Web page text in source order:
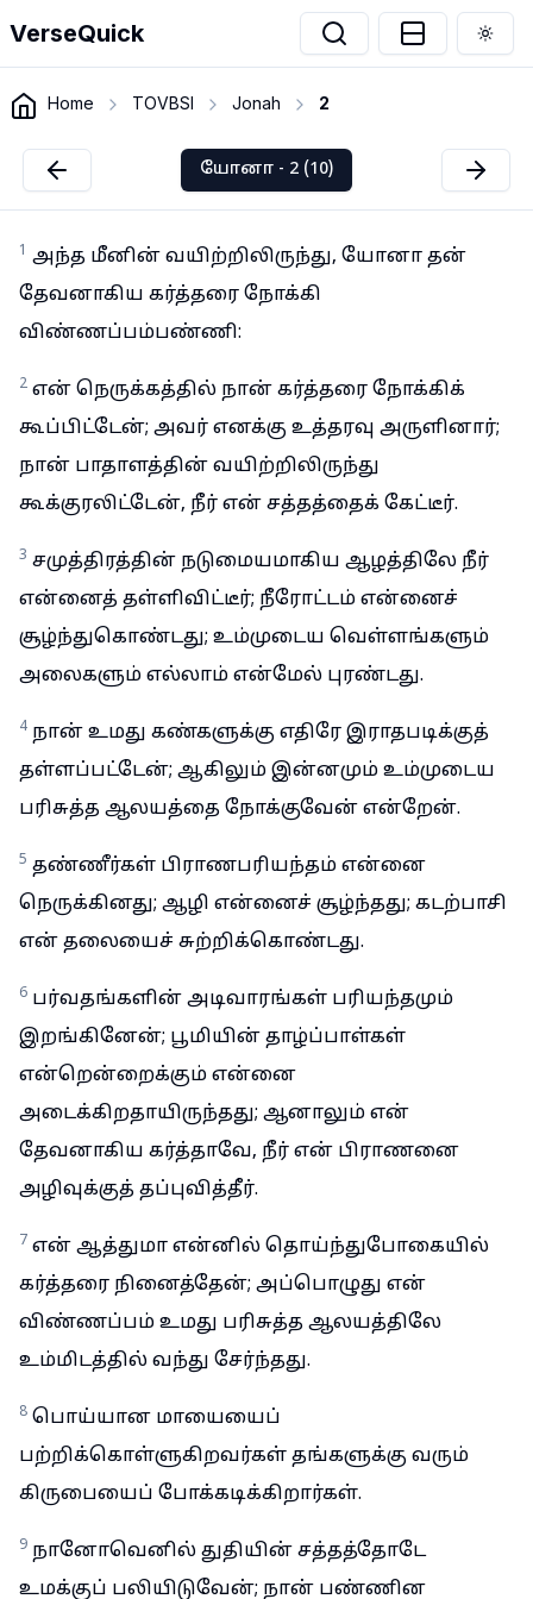
VerseQuick
Home TOVBSI Jonah 2
யோனா - 2 (10)
1 அந்த மீனின் வயிற்றிலிருந்து, யோனா தன்
தேவனாகிய கர்த்தரை நோக்கி
விண்ணப்பம்பண்ணி:
2 என் நெருக்கத்தில் நான் கர்த்தரை நோக்கிக்
கூப்பிட்டேன்; அவர் எனக்கு உத்தரவு அருளினார்;
நான் பாதாளத்தின் வயிற்றிலிருந்து
கூக்குரலிட்டேன், நீர் என் சத்தத்தைக் கேட்டீர்.
3 சமுத்திரத்தின் நடுமையமாகிய ஆழத்திலே நீர்
என்னைத் தள்ளிவிட்டீர்; நீரோட்டம் என்னைச்
சூழ்ந்துகொண்டது; உம்முடைய வெள்ளங்களும்
அலைகளும் எல்லாம் என்மேல் புரண்டது.
4 நான் உமது கண்களுக்கு எதிரே இராதபடிக்குத்
தள்ளப்பட்டேன்; ஆகிலும் இன்னமும் உம்முடைய
பரிசுத்த ஆலயத்தை நோக்குவேன் என்றேன்.
5 தண்ணீர்கள் பிராணபரியந்தம் என்னை
நெருக்கினது; ஆழி என்னைச் சூழ்ந்தது; கடற்பாசி
என் தலையைச் சுற்றிக்கொண்டது.
6 பர்வதங்களின் அடிவாரங்கள் பரியந்தமும்
இறங்கினேன்; பூமியின் தாழ்ப்பாள்கள்
என்றென்றைக்கும் என்னை
அடைக்கிறதாயிருந்தது; ஆனாலும் என்
தேவனாகிய கர்த்தாவே, நீர் என் பிராணனை
அழிவுக்குத் தப்புவித்தீர்.
7 என் ஆத்துமா என்னில் தொய்ந்துபோகையில்
கர்த்தரை நினைத்தேன்; அப்பொழுது என்
விண்ணப்பம் உமது பரிசுத்த ஆலயத்திலே
உம்மிடத்தில் வந்து சேர்ந்தது.
8 பொய்யான மாயையைப்
பற்றிக்கொள்ளுகிறவர்கள் தங்களுக்கு வரும்
கிருபையைப் போக்கடிக்கிறார்கள்.
9 நானோவெனில் துதியின் சத்தத்தோடே
உமக்குப் பலியிடுவேன்; நான் பண்ணின